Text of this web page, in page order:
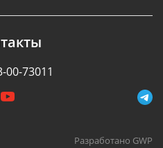
00-73011
Разработано GWP